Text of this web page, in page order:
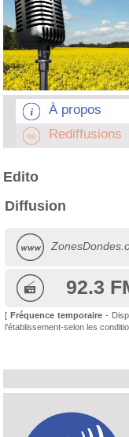
À propos
Rediffusions
Edito
Diffusion
92.3
[ Fréquence temporaire-
l'établissement-selon les